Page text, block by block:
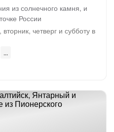
из солнечного камня, и
России
четверг и субботу в